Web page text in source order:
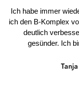
Ich habe immer
ich den B-Komplex
deutlich
gesünder. Ich